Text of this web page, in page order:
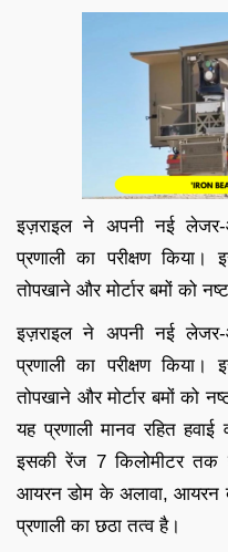
इज़राइल ने अपनी नई लेजर-
प्रणाली का परीक्षण
तोपखाने और मोर्टार बमों को
इज़राइल ने अपनी नई लेजर-
प्रणाली का परीक्षण
तोपखाने और मोर्टार बमों को
यह प्रणाली मानव रहित
इसकी रेंज 7 किलोमीटर तक
आयरन डोम के अलावा, आयरन
प्रणाली का छठा तत्व है।